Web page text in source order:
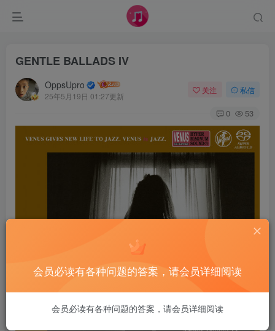
GENTLE BALLADS IV
OppsUpro
25年5月19日 01:27更新
关注 私信
0 53
会员必读有各种问题的答案，请会员详细阅读
会员必读有各种问题的答案，请会员详细阅读